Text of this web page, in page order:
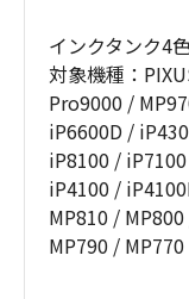
インクタンク4
対象機種：
Pro9000 /
iP6600D /
iP8100 /
iP4100 /
MP810 /
MP790 / MP770